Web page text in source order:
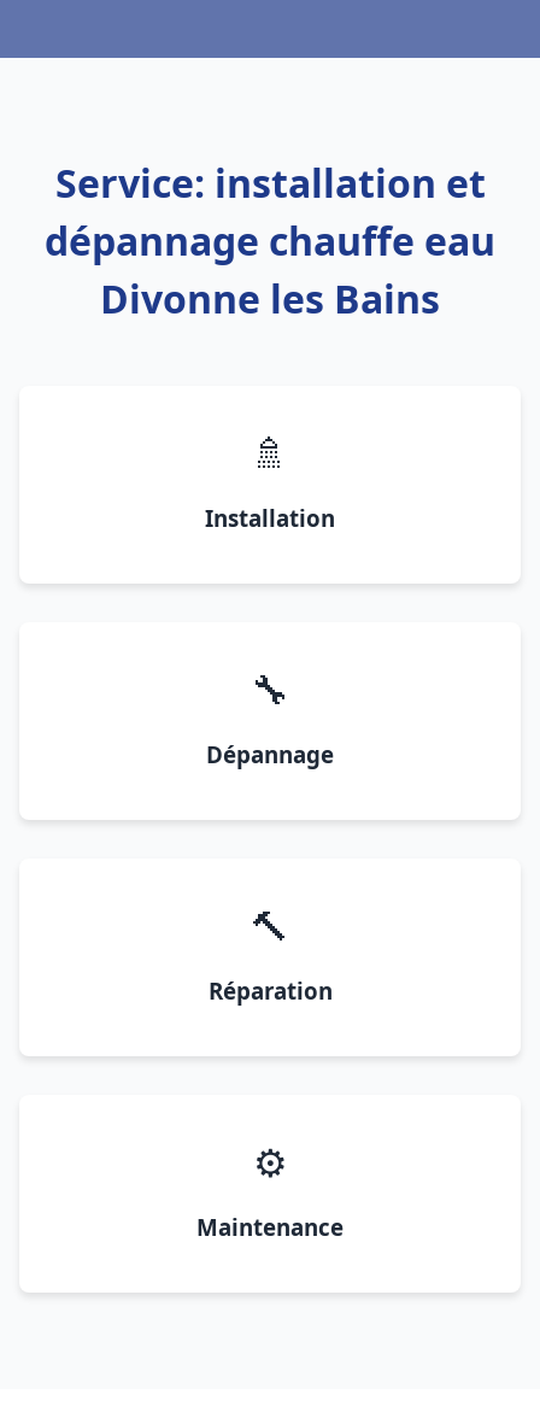
Service: installation et
dépannage chauffe eau
Divonne les Bains
🚿
Installation
🔧
Dépannage
🔨
Réparation
⚙️
Maintenance